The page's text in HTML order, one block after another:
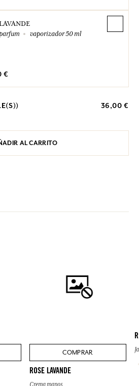
vaporizador 50 ml
€
36,00 €
AL CARRITO
COMPRAR
ROSE LAVANDE
Crema manos